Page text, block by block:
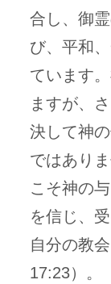
合し、御
び、平和
ています
ますが、
決して神
ではあり
こそ神の
を信じ、
自分の教
17:23）。